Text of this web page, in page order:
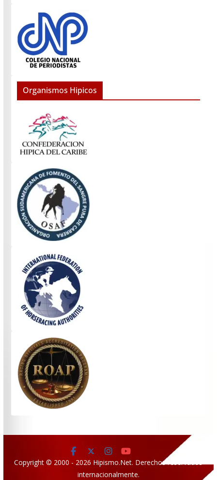
Organismos Hipicos
Copyright © 2000 - 2026 Hipismo.Net. Derechos reservados
internacionalmente.